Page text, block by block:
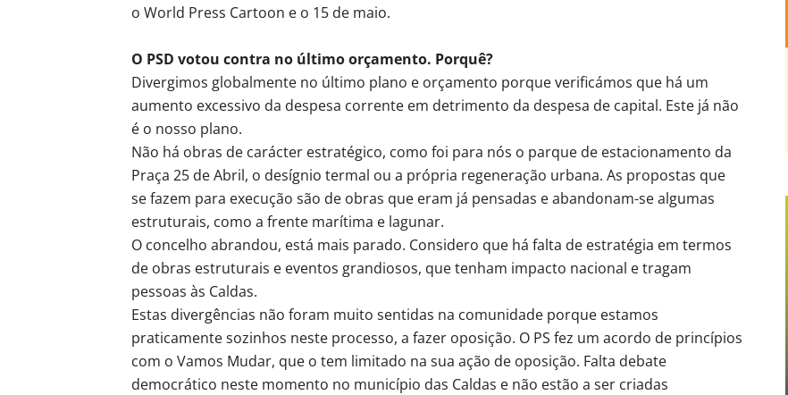
o World Press Cartoon e o 15 de maio.
O PSD votou contra no último orçamento. Porquê?
Divergimos globalmente no último plano e orçamento porque verificámos que há um
aumento excessivo da despesa corrente em detrimento da despesa de capital. Este já não
é o nosso plano.
Não há obras de carácter estratégico, como foi para nós o parque de estacionamento da
Praça 25 de Abril, o desígnio termal ou a própria regeneração urbana. As propostas que
se fazem para execução são de obras que eram já pensadas e abandonam-se algumas
estruturais, como a frente marítima e lagunar.
O concelho abrandou, está mais parado. Considero que há falta de estratégia em termos
de obras estruturais e eventos grandiosos, que tenham impacto nacional e tragam
pessoas às Caldas.
Estas divergências não foram muito sentidas na comunidade porque estamos
praticamente sozinhos neste processo, a fazer oposição. O PS fez um acordo de princípios
com o Vamos Mudar, que o tem limitado na sua ação de oposição. Falta debate
democrático neste momento no município das Caldas e não estão a ser criadas